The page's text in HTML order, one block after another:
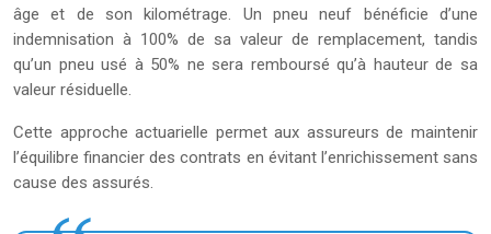
âge et de son kilométrage. Un pneu neuf bénéficie d’une
indemnisation à 100% de sa valeur de remplacement, tandis
qu’un pneu usé à 50% ne sera remboursé qu’à hauteur de sa
valeur résiduelle.
Cette approche actuarielle permet aux assureurs de maintenir
l’équilibre financier des contrats en évitant l’enrichissement sans
cause des assurés.